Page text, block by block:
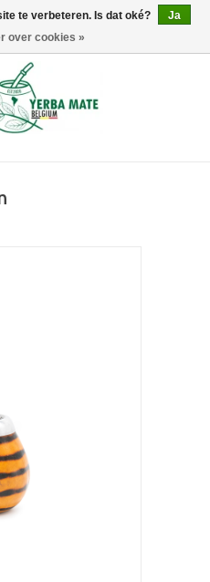
0 Artikelen - €0,00
te verbeteren. Is dat oké?
Ja
over cookies »